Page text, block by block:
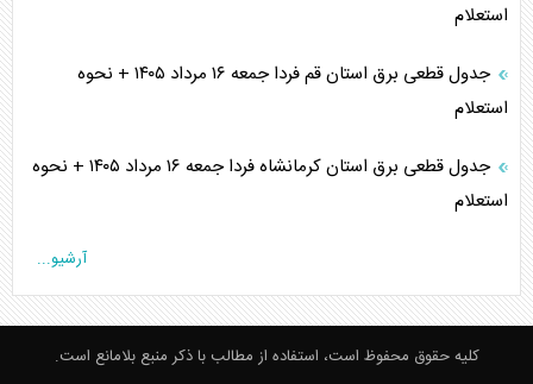
استعلام
جدول قطعی برق استان قم فردا جمعه ۱۶ مرداد ۱۴۰۵ + نحوه
استعلام
جدول قطعی برق استان کرمانشاه فردا جمعه ۱۶ مرداد ۱۴۰۵ + نحوه
استعلام
آرشیو...
کلیه حقوق محفوظ است، استفاده از مطالب با ذکر منبع بلامانع است.